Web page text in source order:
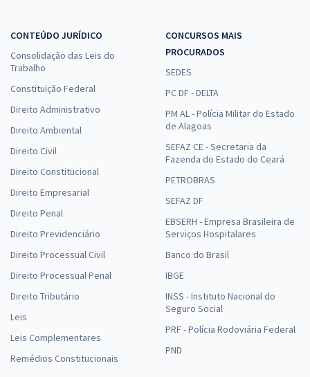
CONTEÚDO JURÍDICO
Consolidação das Leis do
Trabalho
Constituição Federal
Direito Administrativo
Direito Ambiental
Direito Civil
Direito Constitucional
Direito Empresarial
Direito Penal
Direito Previdenciário
Direito Processual Civil
Direito Processual Penal
Direito Tributário
Leis
Leis Complementares
Remédios Constitucionais
CONCURSOS MAIS
PROCURADOS
SEDES
PC DF - DELTA
PM AL - Polícia Militar do Estado
de Alagoas
SEFAZ CE - Secretaria da
Fazenda do Estado do Ceará
PETROBRAS
SEFAZ DF
EBSERH - Empresa Brasileira de
Serviços Hospitalares
Banco do Brasil
IBGE
INSS - Instituto Nacional do
Seguro Social
PRF - Polícia Rodoviária Federal
PND